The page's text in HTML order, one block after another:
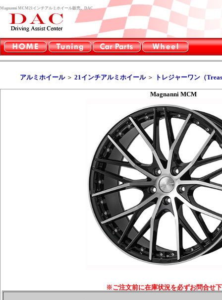
Magnanni MCM21インチアルミホイール販売。DAC
アルミホイール＞ 21インチアルミホイール＞ トレジャーワン（
Magnanni MCM
※ご注文前に在庫状況を必ずお問合せ